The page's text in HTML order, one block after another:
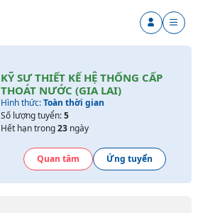
KỸ SƯ THIẾT KẾ HỆ THỐNG CẤP
THOÁT NƯỚC (GIA LAI)
Hình thức:Toàn thời gian
Số lượng tuyển:5
Hết hạn trong23 ngày
Quan tâm Ứng tuyển